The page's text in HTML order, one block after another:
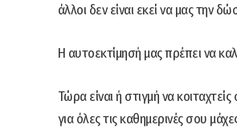
άλλοι δεν είναι εκεί να μας την
Η αυτοεκτίμησή μας πρέπει να
Τώρα είναι ή στιγμή να
για όλες τις καθημερινές σου